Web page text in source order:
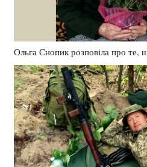
Ольга Снопик розповіла про те,